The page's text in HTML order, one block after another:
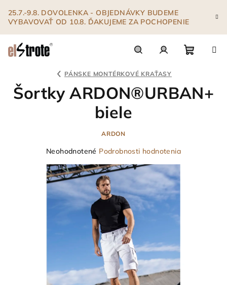
obsah
25.7.-9.8. DOVOLENKA - OBJEDNÁVKY BUDEME
VYBAVOVAŤ OD 10.8. ĎAKUJEME ZA POCHOPENIE
košík
PÁNSKE MONTÉRKOVÉ KRAŤASY
Šortky ARDON®URBAN+
biele
ARDON
Priemerné
produktu
je
0,0
Neohodnotené Podrobnosti hodnotenia